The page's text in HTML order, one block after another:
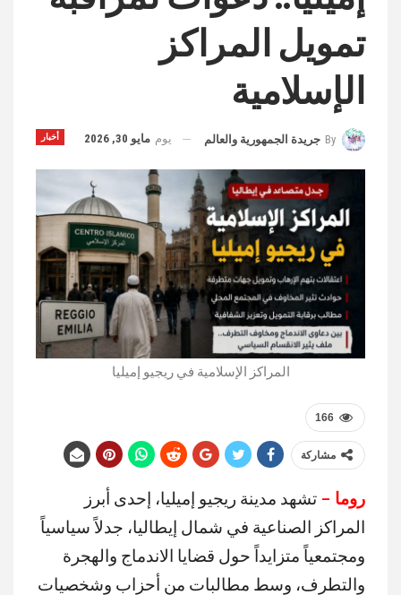
تمويل المراكز
الإسلامية
أخبار By جريدة الجمهورية والعالم يوم مايو 30, 2026
المراكز الإسلامية في ريجيو إميليا
166
مشاركة
روما – تشهد مدينة ريجيو إميليا، إحدى أبرز
المراكز الصناعية في شمال إيطاليا، جدلاً سياسياً
ومجتمعياً متزايداً حول قضايا الاندماج والهجرة
والتطرف، وسط مطالبات من أحزاب وشخصيات